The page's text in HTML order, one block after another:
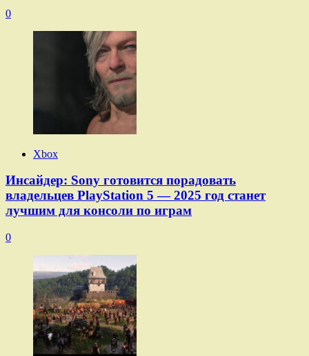
0
Xbox
Инсайдер: Sony готовится порадовать
владельцев PlayStation 5 — 2025 год станет
лучшим для консоли по играм
0